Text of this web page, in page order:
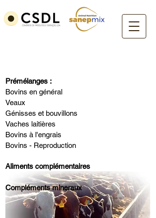
Prémélanges :
Bovins en général
Veaux
Génisses et bouvillons
Vaches laitières
Bovins à l'engrais
Bovins - Reproduction
Aliments complémentaires
Compléments mineraux